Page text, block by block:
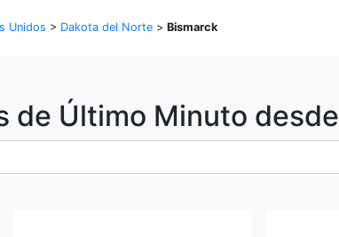
Unidos > Dakota del Norte > Bismarck
de Último Minuto desde